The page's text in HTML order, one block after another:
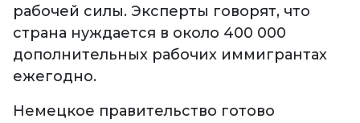
рабочей силы. Эксперты говорят, что
страна нуждается в около 400 000
дополнительных рабочих иммигрантах
ежегодно.
Немецкое правительство готово